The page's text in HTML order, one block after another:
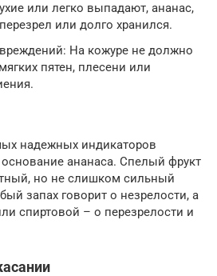
или легко выпадают, ананас,
или долго хранился.
На кожуре не должно
пятен, плесени или
надежных индикаторов
ананаса. Спелый фрукт
но не слишком сильный
запах говорит о незрелости, а
спиртовой – о перезрелости и